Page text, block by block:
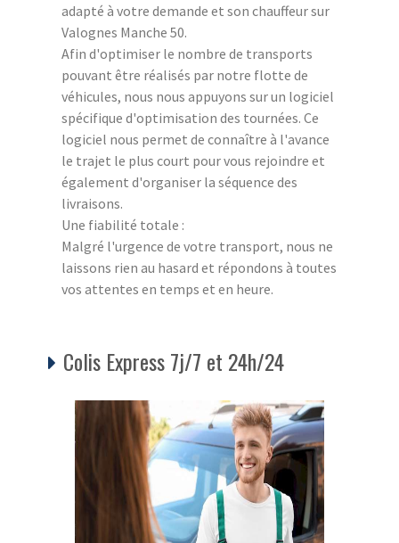
adapté à votre demande et son chauffeur sur
Valognes Manche 50.
Afin d'optimiser le nombre de transports
pouvant être réalisés par notre flotte de
véhicules, nous nous appuyons sur un logiciel
spécifique d'optimisation des tournées. Ce
logiciel nous permet de connaître à l'avance
le trajet le plus court pour vous rejoindre et
également d'organiser la séquence des
livraisons.
Une fiabilité totale :
Malgré l'urgence de votre transport, nous ne
laissons rien au hasard et répondons à toutes
vos attentes en temps et en heure.
Colis Express 7j/7 et 24h/24